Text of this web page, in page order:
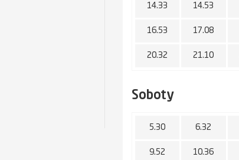
14.33 14.53
16.53 17.08
20.32 21.10
Soboty
5.30 6.32
9.52 10.36